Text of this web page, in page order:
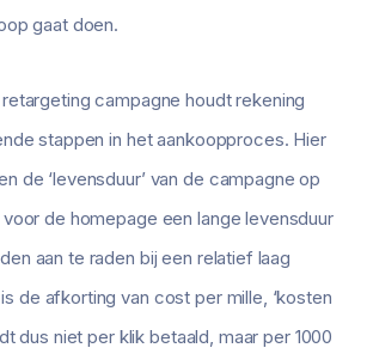
gaat doen.
campagne houdt rekening
stappen in het aankoopproces. Hier
de ‘levensduur’ van de campagne op
de homepage een lange levensduur
aan te raden bij een relatief laag
de afkorting van cost per mille, ‘kosten
dus niet per klik betaald, maar per 1000